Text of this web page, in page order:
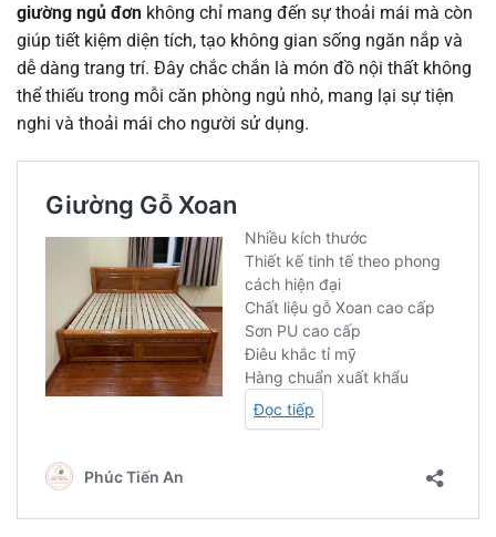
giường ngủ đơn không chỉ mang đến sự thoải mái mà còn
giúp tiết kiệm diện tích, tạo không gian sống ngăn nắp và
dễ dàng trang trí. Đây chắc chắn là món đồ nội thất không
thể thiếu trong mỗi căn phòng ngủ nhỏ, mang lại sự tiện
nghi và thoải mái cho người sử dụng.